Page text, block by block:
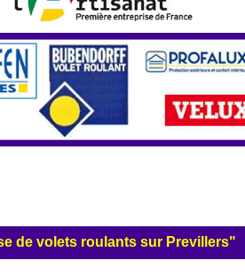
de volets roulants sur Previllers"